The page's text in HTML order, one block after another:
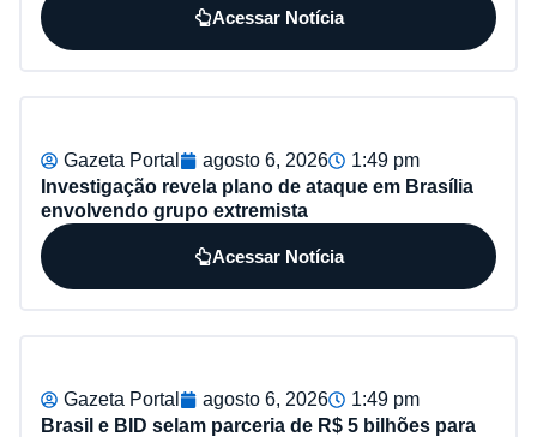
Acessar Notícia
Gazeta Portal agosto 6, 2026
1:49 pm
Investigação revela plano de ataque em Brasília
envolvendo grupo extremista
Acessar Notícia
Gazeta Portal agosto 6, 2026
1:49 pm
Brasil e BID selam parceria de R$ 5 bilhões para